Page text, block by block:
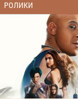
РОЛИКИ